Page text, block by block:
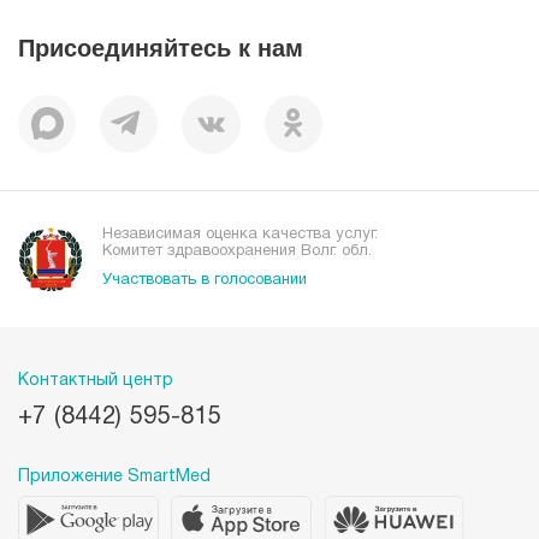
Пациентам
Присоединяйтесь к нам
Независимая оценка качества услуг.
Комитет здравоохранения Волг. обл.
Участвовать в голосовании
Контактный центр
+7 (8442) 595-815
Приложение SmartMed